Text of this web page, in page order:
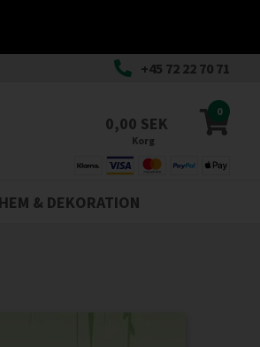
+45 72 22 70 71
0
0,00 SEK
Korg
HEM & DEKORATION